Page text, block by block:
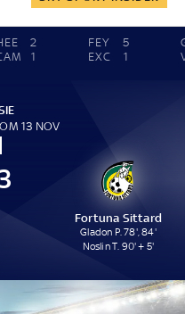
2
1
FEY
5
EXC
1
13 NOV
Fortuna Sittard
Gladon P. 78', 84'
Noslin T. 90' + 5'